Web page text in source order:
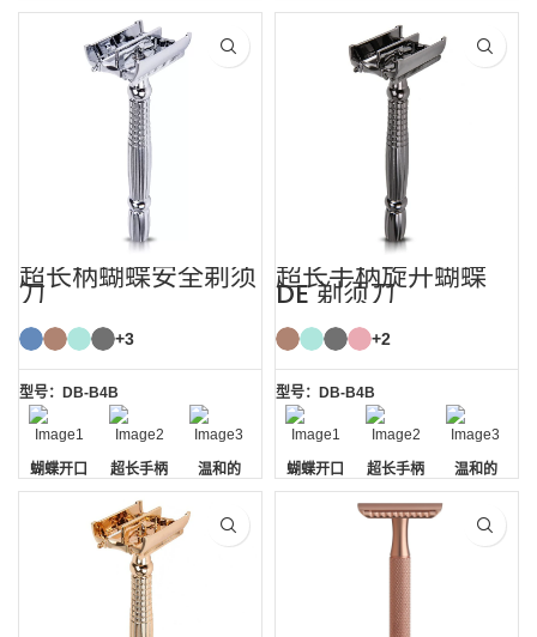
超长柄蝴蝶安全剃须
刀
+3
型号：DB-B4B
蝴蝶开口 超长手柄 温和的
超长手柄旋开蝴蝶
DE 剃须刀
+2
型号：DB-B4B
蝴蝶开口 超长手柄 温和的